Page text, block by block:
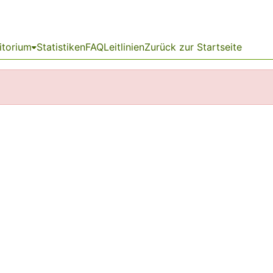
StatistikenFAQLeitlinienZurück zur Startseite